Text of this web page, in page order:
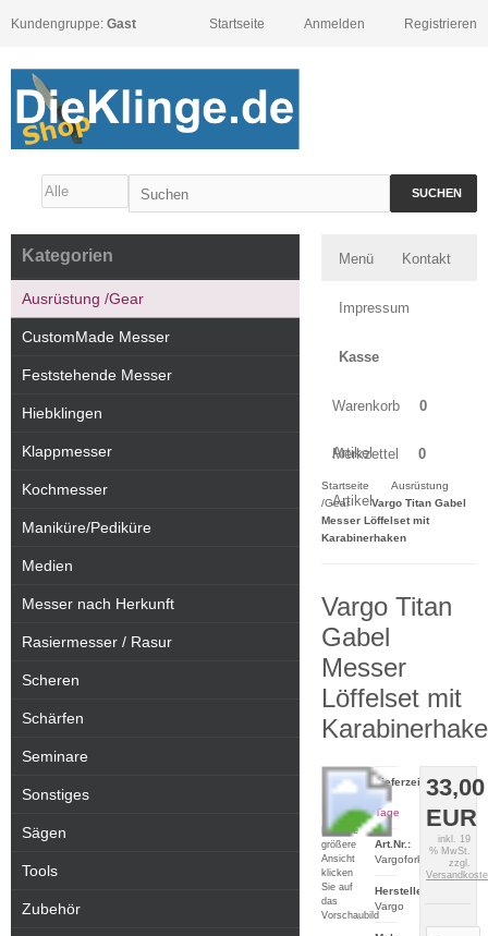
Kundengruppe: Gast Registrieren
Anmelden
Startseite
SUCHEN
Menü Kontakt
Impressum
Kasse
Warenkorb 0
Artikel
Merkzettel 0
Artikel
Startseite
Ausrüstung
/Gear
Vargo Titan Gabel
Messer Löffelset mit
Karabinerhaken
Vargo Titan
Gabel
Messer
Löffelset mit
Für eine
größere
Ansicht
klicken
Sie auf
das
Vorschaubild
33,00
EUR
inkl. 19
% MwSt.
zzgl.
Lieferzeit:
2-5
Tage
Art.Nr.:
Vargoforkandknife
Hersteller:
Vargo
Kategorien
Ausrüstung /Gear
CustomMade Messer
Feststehende Messer
Hiebklingen
Klappmesser
Kochmesser
Maniküre/Pediküre
Medien
Messer nach Herkunft
Rasiermesser / Rasur
Scheren
Schärfen
Seminare
Sonstiges
Sägen
Tools
Zubehör